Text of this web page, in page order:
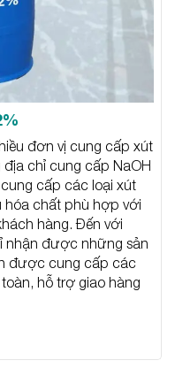
đơn vị cung cấp xút
chỉ cung cấp NaOH
cung cấp các loại xút
hóa chất phù hợp với
hàng. Đến với
nhận được những sản
được cung cấp các
hỗ trợ giao hàng